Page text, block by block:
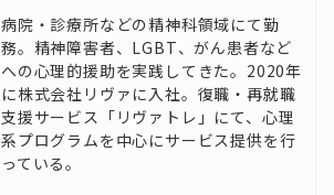
病院・診療所などの精神科領域にて勤
務。精神障害者、LGBT、がん患者など
への心理的援助を実践してきた。2020年
に株式会社リヴァに入社。復職・再就職
支援サービス「リヴァトレ」にて、心理
系プログラムを中心にサービス提供を行
っている。